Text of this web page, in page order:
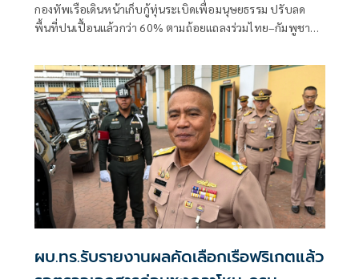
กองทัพเรือเดินหน้าเก็บกู้ทุ่นระเบิดเพื่อมนุษยธรรม ปรับลด
พื้นที่ปนเปื้อนแล้วกว่า 60% ตามถ้อยแถลงร่วมไทย–กัมพูชา
ผบ.ทร.รับรายงานผลคัดเลือกเรือฟริเกตแล้ว